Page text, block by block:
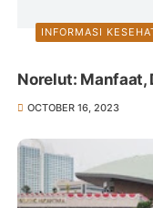
INFORMASI
Norelut: Manfaat,
OCTOBER 16, 2023